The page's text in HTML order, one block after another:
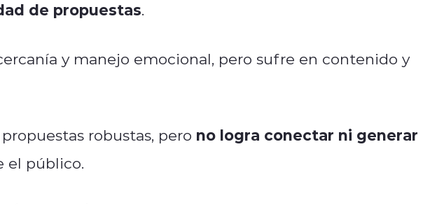
de propuestas.
y manejo emocional, pero sufre en contenido y
robustas, pero no logra conectar ni generar
el público.